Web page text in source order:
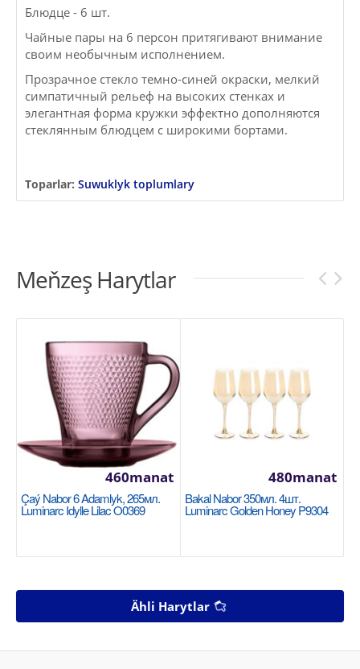
Блюдце - 6 шт.
Чайные пары на 6 персон притягивают внимание
своим необычным исполнением.
Прозрачное стекло темно-синей окраски, мелкий
симпатичный рельеф на высоких стенках и
элегантная форма кружки эффектно дополняются
стеклянным блюдцем с широкими бортами.
Toparlar: Suwuklyk toplumlary
Meňzeş Harytlar
Çaý Nabor 6 Adamlyk, 265мл.
Luminarc Idylle Lilac O0369
460manat
Bakal Nabor 350мл. 4шт.
Luminarc Golden Honey P9304
480manat
Ähli Harytlar